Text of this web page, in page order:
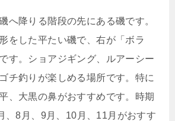
へ降りる階段の先にある磯です。
をした平たい磯で、右が「ボラ
す。ショアジギング、ルアーシー
チ釣りが楽しめる場所です。特に
、大黒の鼻がおすすめです。時期
、8月、9月、10月、11月がおすす